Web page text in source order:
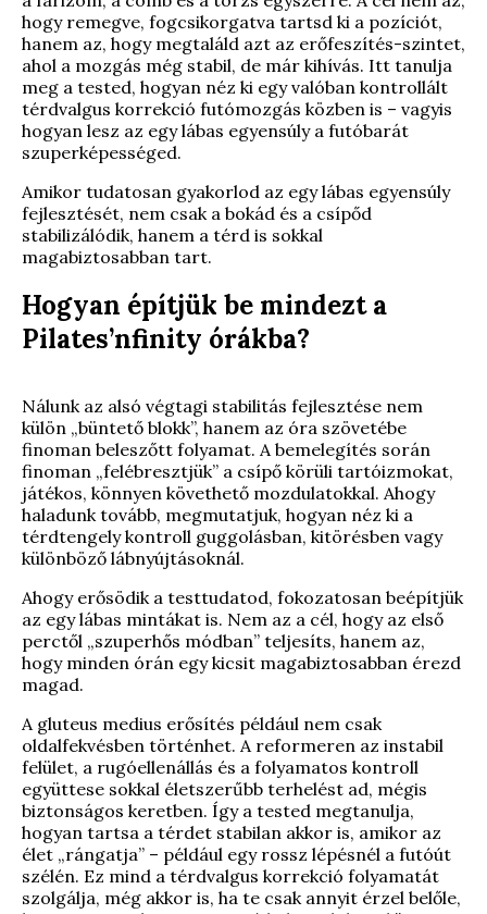
hogy remegve, fogcsikorgatva tartsd ki a pozíciót,
hanem az, hogy megtaláld azt az erőfeszítés-szintet,
ahol a mozgás még stabil, de már kihívás. Itt tanulja
meg a tested, hogyan néz ki egy valóban kontrollált
térdvalgus korrekció futómozgás közben is – vagyis
hogyan lesz az egy lábas egyensúly a futóbarát
szuperképességed.
Amikor tudatosan gyakorlod az egy lábas egyensúly
fejlesztését, nem csak a bokád és a csípőd
stabilizálódik, hanem a térd is sokkal
magabiztosabban tart.
Hogyan építjük be mindezt a
Pilates’nfinity órákba?
Nálunk az alsó végtagi stabilitás fejlesztése nem
külön „büntető blokk”, hanem az óra szövetébe
finoman beleszőtt folyamat. A bemelegítés során
finoman „felébresztjük” a csípő körüli tartóizmokat,
játékos, könnyen követhető mozdulatokkal. Ahogy
haladunk tovább, megmutatjuk, hogyan néz ki a
térdtengely kontroll guggolásban, kitörésben vagy
különböző lábnyújtásoknál.
Ahogy erősödik a testtudatod, fokozatosan beépítjük
az egy lábas mintákat is. Nem az a cél, hogy az első
perctől „szuperhős módban” teljesíts, hanem az,
hogy minden órán egy kicsit magabiztosabban érezd
magad.
A gluteus medius erősítés például nem csak
oldalfekvésben történhet. A reformeren az instabil
felület, a rugóellenállás és a folyamatos kontroll
együttese sokkal életszerűbb terhelést ad, mégis
biztonságos keretben. Így a tested megtanulja,
hogyan tartsa a térdet stabilan akkor is, amikor az
élet „rángatja” – például egy rossz lépésnél a futóút
szélén. Ez mind a térdvalgus korrekció folyamatát
szolgálja, még akkor is, ha te csak annyit érzel belőle,